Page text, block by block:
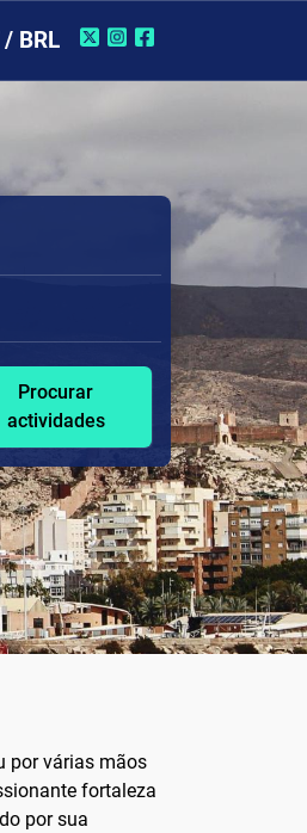
/ BRL
Procurar
actividades
por várias mãos
fortaleza
por sua